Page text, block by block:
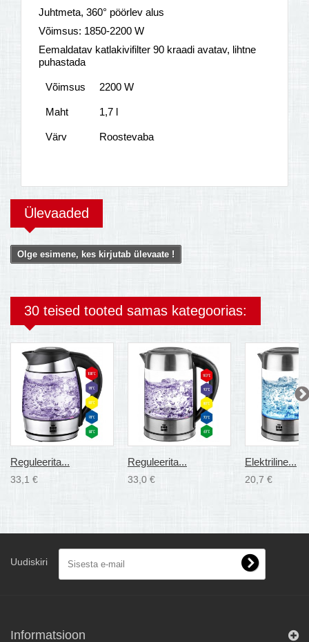
Juhtmeta, 360° pöörlev alus
Võimsus: 1850-2200 W
Eemaldatav katlakivifilter 90 kraadi avatav, lihtne
puhastada
Võimsus 2200 W
Maht 1,7 l
Värv Roostevaba
Ülevaaded
Olge esimene, kes kirjutab ülevaate !
30 teised tooted samas kategoorias:
Reguleerita...
33,1 €
Reguleerita...
33,0 €
Elektriline...
20,7 €
Uudiskiri
Informatsioon